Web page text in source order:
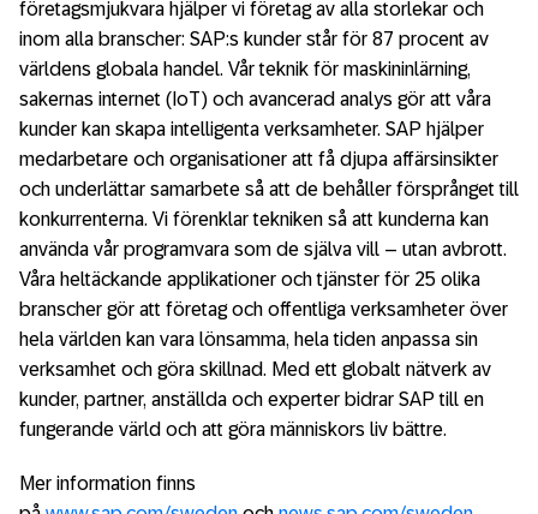
företagsmjukvara hjälper vi företag av alla storlekar och
inom alla branscher: SAP:s kunder står för 87 procent av
världens globala handel. Vår teknik för maskininlärning,
sakernas internet (IoT) och avancerad analys gör att våra
kunder kan skapa intelligenta verksamheter. SAP hjälper
medarbetare och organisationer att få djupa affärsinsikter
och underlättar samarbete så att de behåller försprånget till
konkurrenterna. Vi förenklar tekniken så att kunderna kan
använda vår programvara som de själva vill – utan avbrott.
Våra heltäckande applikationer och tjänster för 25 olika
branscher gör att företag och offentliga verksamheter över
hela världen kan vara lönsamma, hela tiden anpassa sin
verksamhet och göra skillnad. Med ett globalt nätverk av
kunder, partner, anställda och experter bidrar SAP till en
fungerande värld och att göra människors liv bättre.
Mer information finns